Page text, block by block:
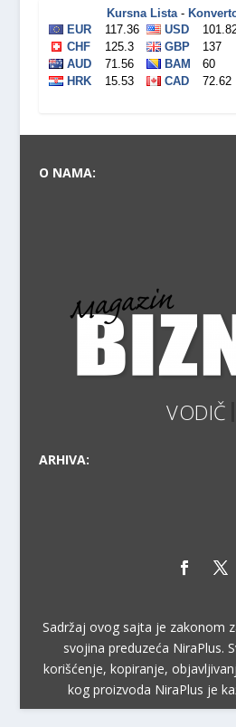
O NAMA:
ARHIVA:
Sadržaj ovog sajta je zakonom
svojina preduzeća NiraPlus.
korišćenje, kopiranje,
kog proizvoda NiraPlus je